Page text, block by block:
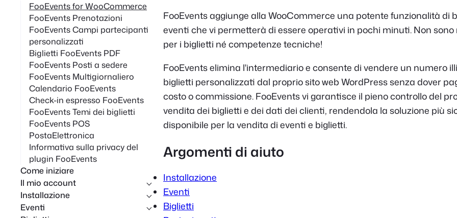
FooEvents for WooCommerce
FooEvents Prenotazioni
FooEvents Campi partecipanti
personalizzati
Biglietti FooEvents PDF
FooEvents Posti a sedere
FooEvents Multigiornaliero
Calendario FooEvents
Check-in espresso FooEvents
FooEvents Temi dei biglietti
FooEvents POS
PostaElettronica
Informativa sulla privacy del
plugin FooEvents
Come iniziare
Il mio account
Installazione
Eventi
FooEvents aggiunge alla WooCommerce una potente funzionalità di
eventi che vi permetterà di essere operativi in pochi minuti. Non
per i biglietti né competenze tecniche!
FooEvents elimina l'intermediario e consente di vendere un numero
biglietti personalizzati dal proprio sito web WordPress senza dover
costo o commissione. FooEvents vi garantisce il pieno controllo del
vendita dei biglietti e dei dati dei clienti, rendendola la soluzione più
disponibile per la vendita di eventi e biglietti.
Argomenti di aiuto
Installazione
Eventi
Biglietti